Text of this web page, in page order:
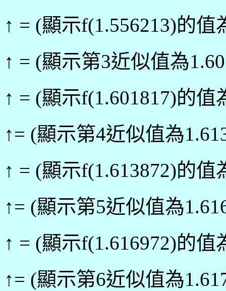
↑ = (顯示f(1.556213)的值
↑ = (顯示第3近似值為
↑ = (顯示f(1.601817)的值
↑= (顯示第4近似值為
↑ = (顯示f(1.613872)的值
↑= (顯示第5近似值為
↑ = (顯示f(1.616972)的值
↑= (顯示第6近似值為